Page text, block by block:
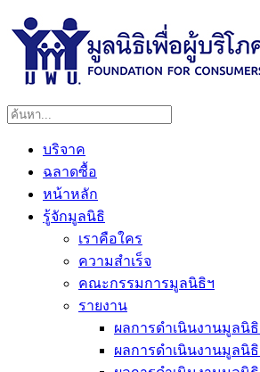
บริจาค
ฉลาดซื้อ
หน้าหลัก
รู้จักมูลนิธิ
เราคือใคร
ความสำเร็จ
คณะกรรมการมูลนิธิฯ
รายงาน
ผลการดำเนินงานมูลนิธิ
ผลการดำเนินงานมูลนิธิ